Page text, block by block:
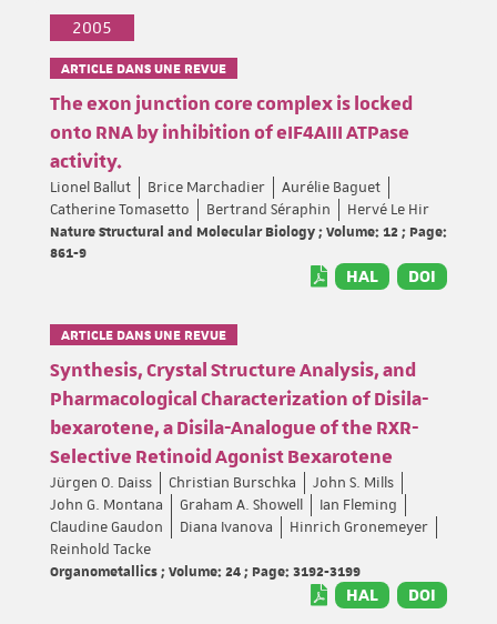
2005
ARTICLE DANS UNE REVUE
The exon junction core complex is locked
onto RNA by inhibition of eIF4AIII ATPase
activity.
Lionel Ballut Brice Marchadier
Aurélie Baguet
Catherine Tomasetto
Bertrand Séraphin
Hervé Le Hir
Nature Structural and Molecular Biology ; Volume: 12 ; Page:
861-9
HAL DOI
ARTICLE DANS UNE REVUE
Synthesis, Crystal Structure Analysis, and
Pharmacological Characterization of Disila-
bexarotene, a Disila-Analogue of the RXR-
Selective Retinoid Agonist Bexarotene
Jürgen O. Daiss Christian Burschka
John S. Mills
John G. Montana
Graham A. Showell
Ian Fleming
Claudine Gaudon
Diana Ivanova
Hinrich Gronemeyer
Reinhold Tacke
Organometallics ; Volume: 24 ; Page: 3192-3199
HAL DOI